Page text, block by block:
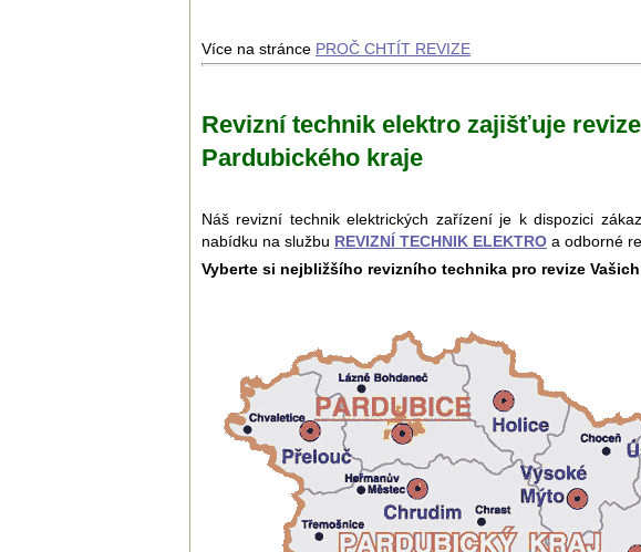
Více na stránce PROČ CHTÍT REVIZE
Revizní technik elektro zajišťuje
Pardubického kraje
Náš revizní technik elektrických zařízení je k dispozici
nabídku na službu REVIZNÍ TECHNIK ELEKTRO a odborné
Vyberte si nejbližšího revizního technika pro revize